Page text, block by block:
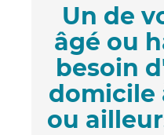
Un de
âgé ou
besoin
domicile
ou